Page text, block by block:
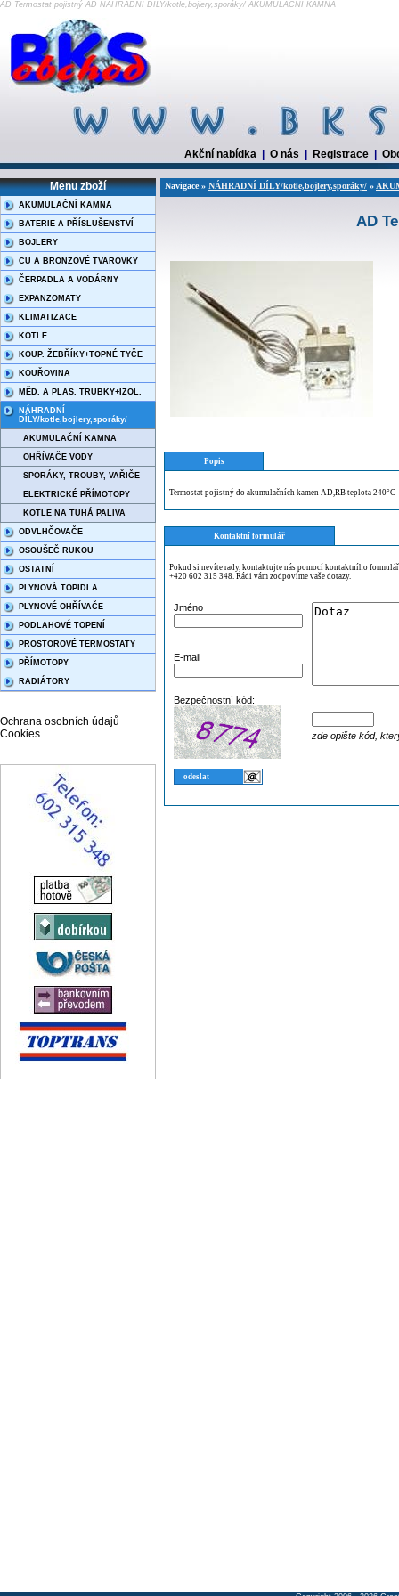
AD Termostat pojistný AD NÁHRADNÍ DÍLY/kotle,bojlery,sporáky/ AKUMULAČNÍ KAMNA
Akční nabídka O nás Registrace
Menu zboží
AKUMULAČNÍ KAMNA
BATERIE A PŘÍSLUŠENSTVÍ
BOJLERY
CU A BRONZOVÉ TVAROVKY
ČERPADLA A VODÁRNY
EXPANZOMATY
KLIMATIZACE
KOTLE
KOUP. ŽEBŘÍKY+TOPNÉ TYČE
KOUŘOVINA
MĚD. A PLAS. TRUBKY+IZOL.
NÁHRADNÍ
DÍLY/kotle,bojlery,sporáky/
AKUMULAČNÍ KAMNA
OHŘÍVAČE VODY
SPORÁKY, TROUBY, VAŘIČE
ELEKTRICKÉ PŘÍMOTOPY
KOTLE NA TUHÁ PALIVA
ODVLHČOVAČE
OSOUŠEČ RUKOU
OSTATNÍ
PLYNOVÁ TOPIDLA
PLYNOVÉ OHŘÍVAČE
PODLAHOVÉ TOPENÍ
PROSTOROVÉ TERMOSTATY
PŘÍMOTOPY
RADIÁTORY
Ochrana osobních údajů
Cookies
Navigace » NÁHRADNÍ DÍLY/kotle,bojlery,sporáky/ »
AD
Popis
Termostat pojistný do akumulačních kamen AD,RB teplota 240°C
Kontaktní formulář
Pokud si nevíte rady, kontaktujte nás pomocí kontaktního
+420 602 315 348. Rádi vám zodpovíme vaše dotazy.
¨
Jméno
E-mail
Bezpečnostní kód:
zde opište kód,